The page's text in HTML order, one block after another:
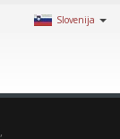
Slovenija